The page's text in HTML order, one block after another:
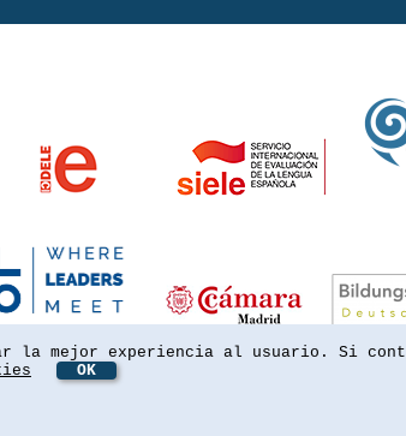
mejor experiencia al usuario. Si
OK